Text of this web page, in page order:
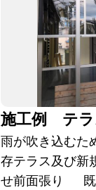
施工例 テラ
雨が吹き込むた
存テラス及び新
せ前面張り 既